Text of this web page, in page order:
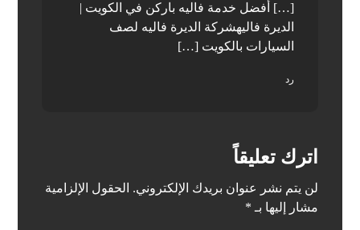
[…] أفضل خدمة فاليه باركن في الكويت |
الديرة فاليهشركة الديرة فاليه لصف
السيارات بالكويت […]
رد
اترك تعليقاً
لن يتم نشر عنوان بريدك الإلكتروني. الحقول الإلزامية
مشار إليها بـ *